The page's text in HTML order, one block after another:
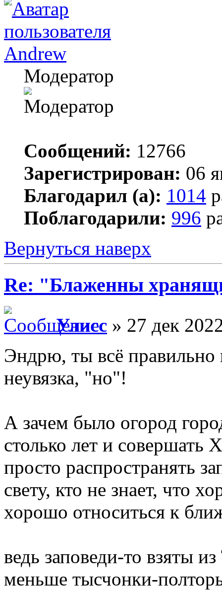
Andrew
Модератор
Сообщений: 12766
Зарегистрирован: 06
Благодарил (а): 1014
Поблагодарили: 996
Вернуться наверх
Re: "Блаженны
Улисс » 27 дек
Эндрю, ты всё
неувязка, "но"!
А зачем было огород
столько лет и
просто распространять
свету, кто не знает, что
хорошо относиться к
ведь заповеди-то взяты
меньше тысчонки-